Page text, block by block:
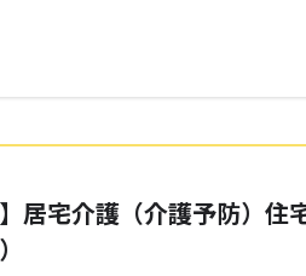
居宅介護（介護予防）住